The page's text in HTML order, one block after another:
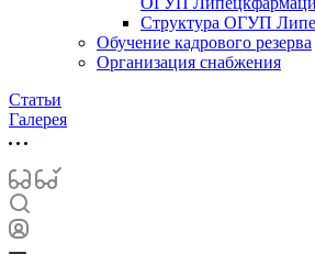
Структура ОГУП
Обучение кадрового резерва
Организация снабжения
Статьи
Галерея